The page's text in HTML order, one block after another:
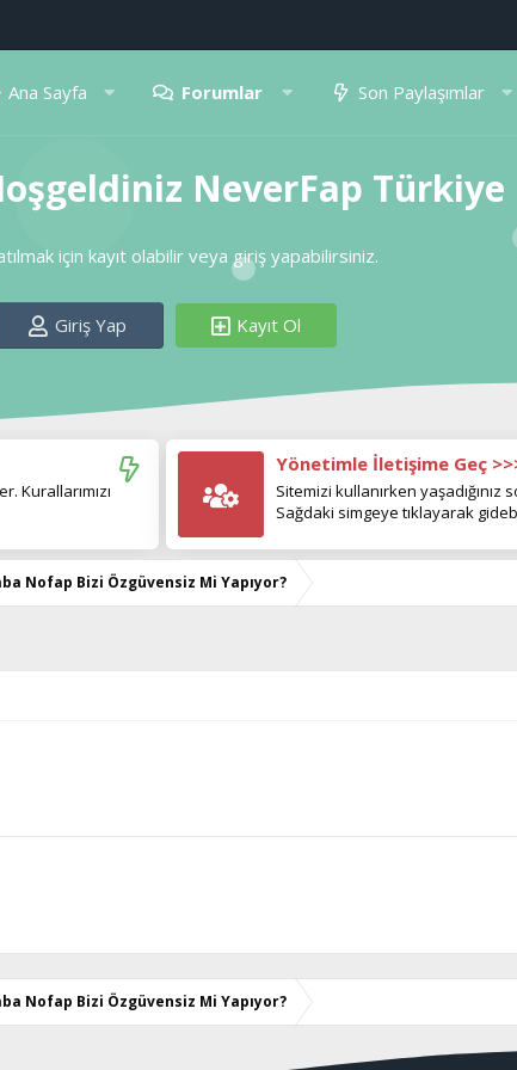
Ana Sayfa Forumlar Son Paylaşımlar
NeverFap Türkiye
için kayıt olabilir veya giriş yapabilirsiniz.
Giriş Yap Kayıt Ol
Kurallarımızı
Yönetimle İletişime Geç
Sitemizi kullanırken
Sağdaki simgeye tıklayarak
Nofap Bizi Özgüvensiz Mi Yapıyor?
Nofap Bizi Özgüvensiz Mi Yapıyor?